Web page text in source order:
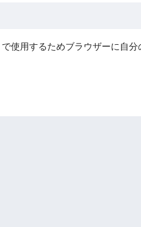
使用するためブラウザーに自